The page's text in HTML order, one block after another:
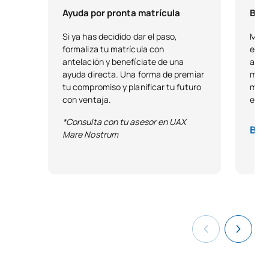
Ayuda por pronta matrícula
Si ya has decidido dar el paso,
formaliza tu matrícula con
antelación y benefíciate de una
ayuda directa. Una forma de premiar
tu compromiso y planificar tu futuro
con ventaja.
*Consulta con tu asesor en UAX
Mare Nostrum